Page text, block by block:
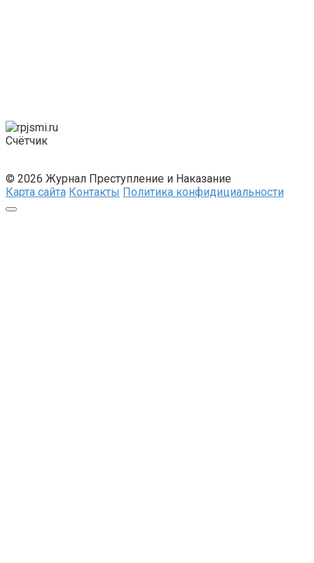
Счётчик
© 2026 Журнал Преступление и Наказание
Карта сайта Контакты Политика конфидициальности